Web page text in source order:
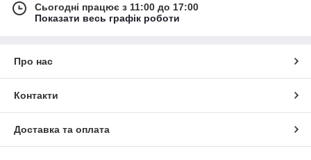
Сьогодні працює з 11:00 до 17:00
Показати весь графік роботи
Про нас
Контакти
Доставка та оплата